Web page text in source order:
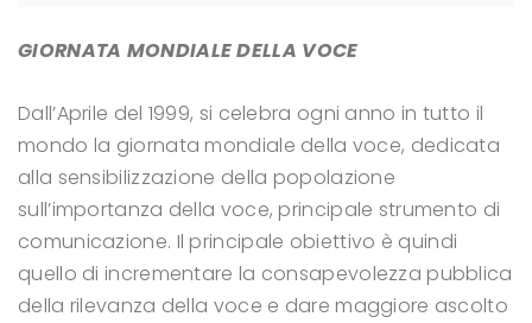
GIORNATA MONDIALE DELLA VOCE
Dall’Aprile del 1999, si celebra ogni anno in tutto il
mondo la giornata mondiale della voce, dedicata
alla sensibilizzazione della popolazione
sull’importanza della voce, principale strumento di
comunicazione. Il principale obiettivo è quindi
quello di incrementare la consapevolezza pubblica
della rilevanza della voce e dare maggiore ascolto